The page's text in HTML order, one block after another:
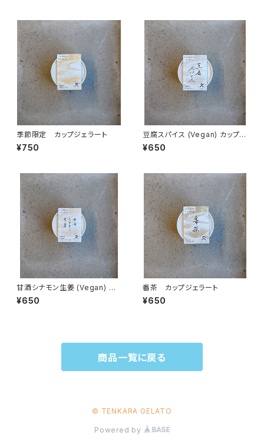
季節限定 カップジェラート
¥750
豆腐スパイス (Vegan) カップジ
ェラート
¥650
甘酒シナモン生姜 (Vegan) カ
ップジェラート
¥650
番茶 カップジェラート
¥650
商品一覧に戻る
© TENKARA GELATO
Powered by